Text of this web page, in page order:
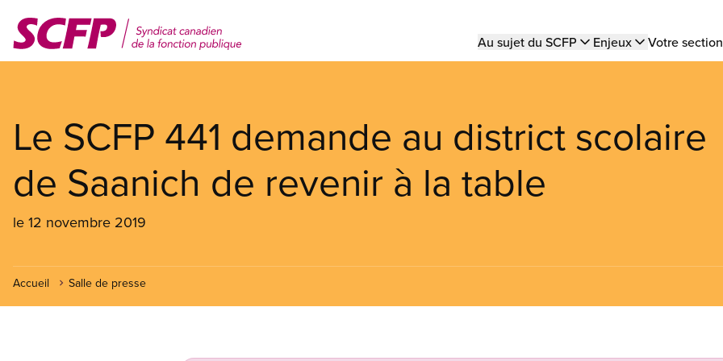
contenu
Main
Au sujet du SCFP Enjeux Votre
Le SCFP 441 demande au district scolaire
de Saanich de revenir à la table
le 12 novembre 2019
Accueil Salle de presse